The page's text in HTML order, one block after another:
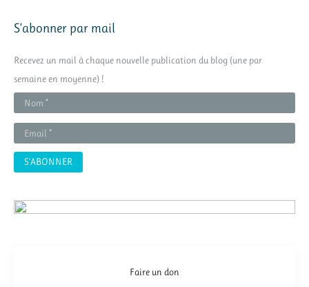
h
r
c
h
e
:
S’abonner par mail
Recevez un mail à chaque nouvelle publication du blog (une par
semaine en moyenne) !
Faire un don